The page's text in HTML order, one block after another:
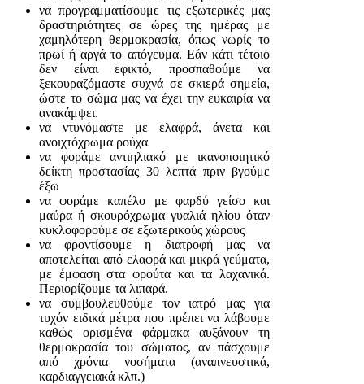
να προγραμματίσουμε τις εξωτερικές μας
δραστηριότητες σε ώρες της ημέρας με
χαμηλότερη θερμοκρασία, όπως νωρίς το
πρωί ή αργά το απόγευμα. Εάν κάτι τέτοιο
δεν είναι εφικτό, προσπαθούμε να
ξεκουραζόμαστε συχνά σε σκιερά σημεία,
ώστε το σώμα μας να έχει την ευκαιρία να
ανακάμψει.
να ντυνόμαστε με ελαφρά, άνετα και
ανοιχτόχρωμα ρούχα
να φοράμε αντιηλιακό με ικανοποιητικό
δείκτη προστασίας 30 λεπτά πριν βγούμε
έξω
να φοράμε καπέλο με φαρδύ γείσο και
μαύρα ή σκουρόχρωμα γυαλιά ηλίου όταν
κυκλοφορούμε σε εξωτερικούς χώρους
να φροντίσουμε η διατροφή μας να
αποτελείται από ελαφρά και μικρά γεύματα,
με έμφαση στα φρούτα και τα λαχανικά.
Περιορίζουμε τα λιπαρά.
να συμβουλευθούμε τον ιατρό μας για
τυχόν ειδικά μέτρα που πρέπει να λάβουμε
καθώς ορισμένα φάρμακα αυξάνουν τη
θερμοκρασία του σώματος, αν πάσχουμε
από χρόνια νοσήματα (αναπνευστικά,
καρδιαγγειακά κλπ.)